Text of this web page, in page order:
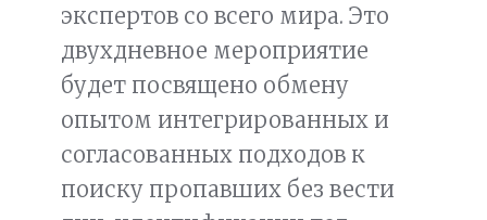
экспертов со всего мира. Это
двухдневное мероприятие
будет посвящено обмену
опытом интегрированных и
согласованных подходов к
поиску пропавших без вести